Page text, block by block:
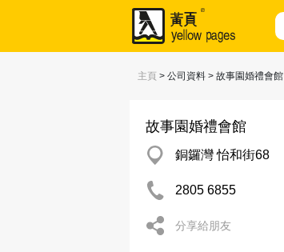
主頁 > 公司資料 > 故事園婚禮會館
故事園婚禮會館
銅鑼灣 怡和街68
2805 6855
分享給朋友